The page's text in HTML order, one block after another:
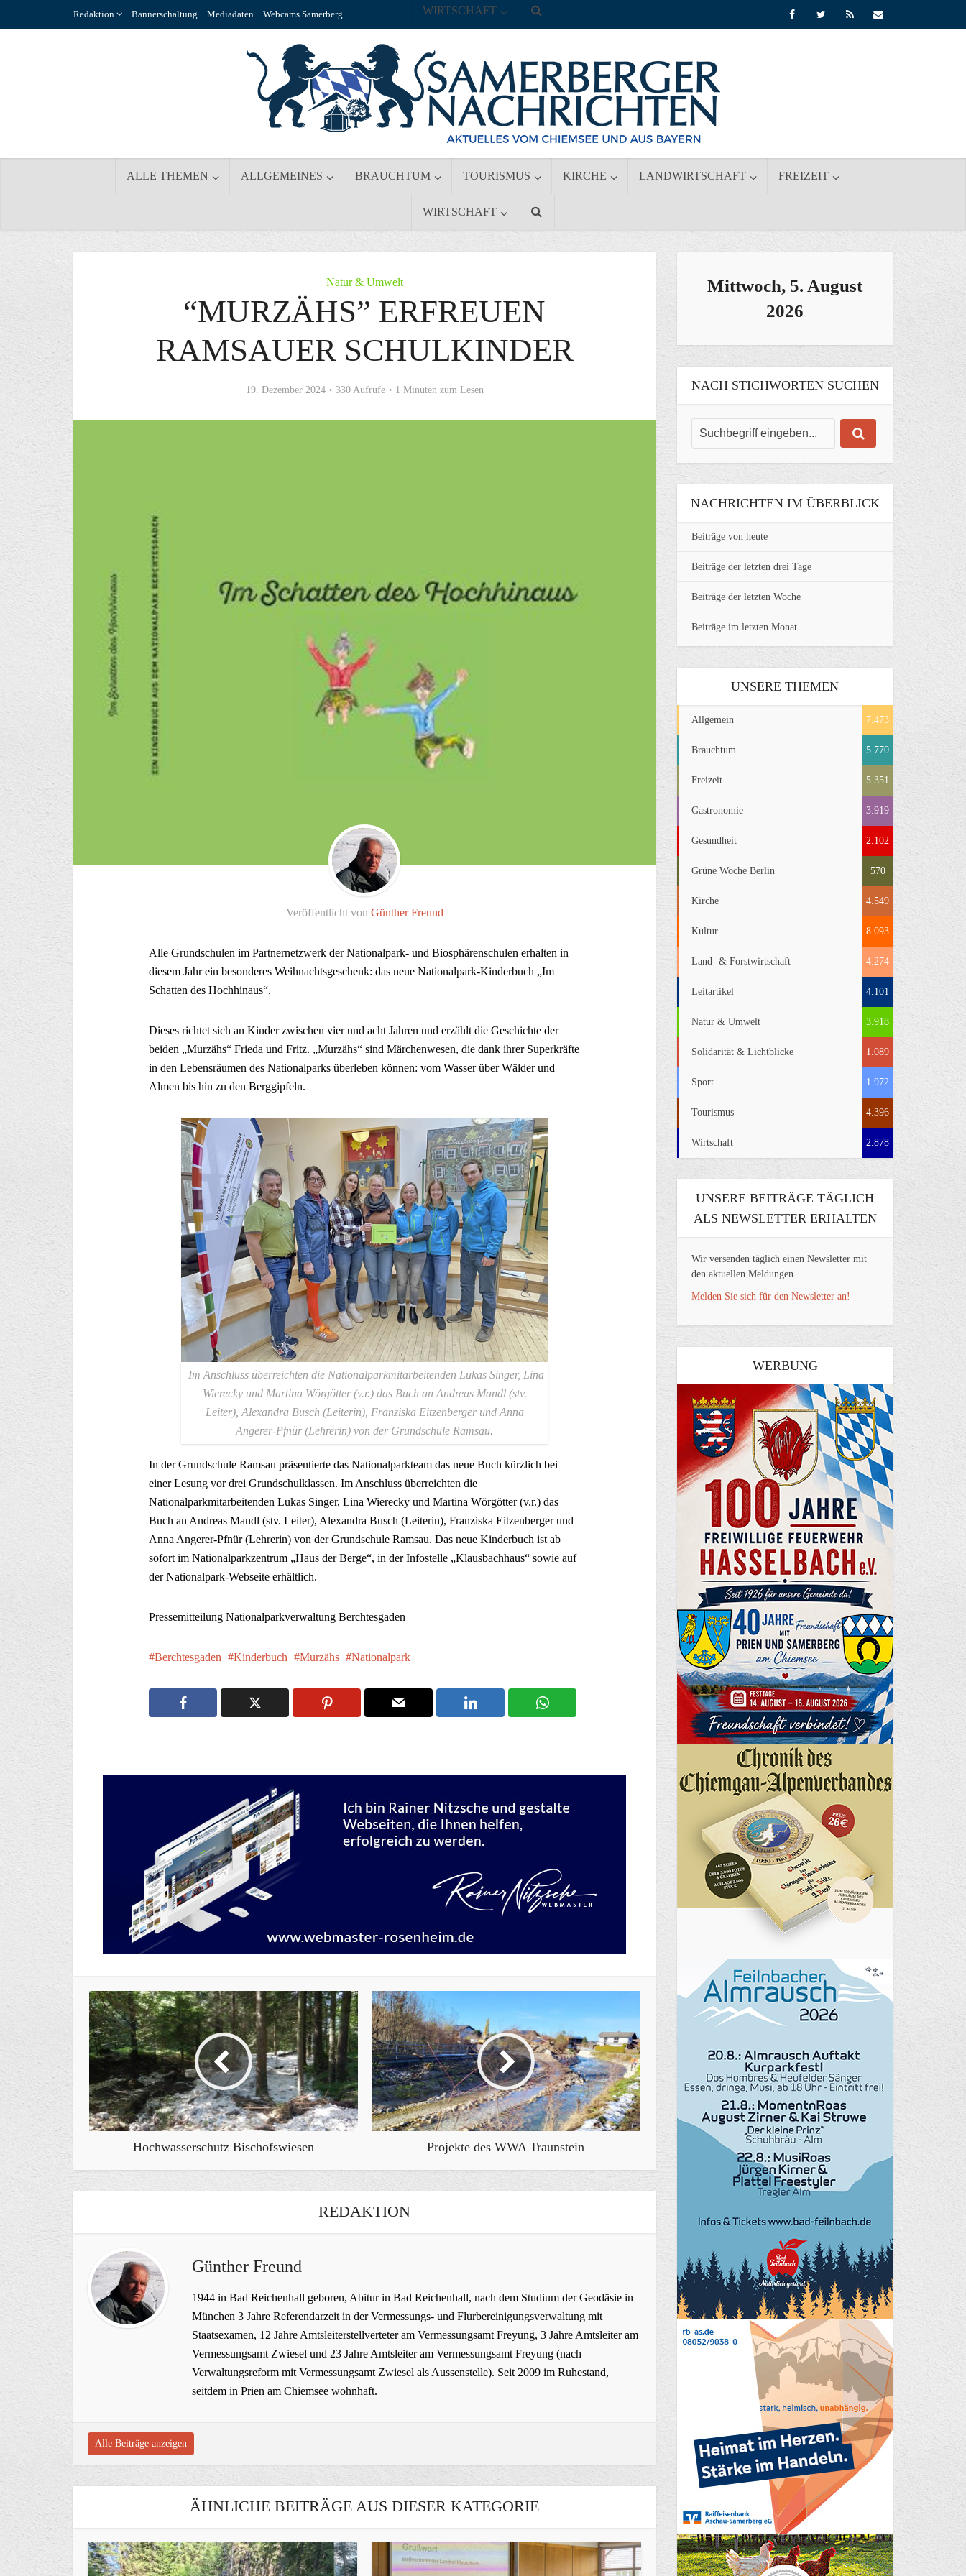
Redaktion Bannerschaltung Mediadaten Webcams Samerberg
ALLE THEMEN ALLGEMEINES BRAUCHTUM TOURISMUS KIRCHE LANDWIRTSCHAFT FREIZEIT
WIRTSCHAFT
WIRTSCHAFT
Natur & Umwelt
“MURZÄHS” ERFREUEN
RAMSAUER SCHULKINDER
19. Dezember 2024 330 Aufrufe 1 Minuten zum Lesen
Veröffentlicht von Günther Freund
Alle Grundschulen im Partnernetzwerk der Nationalpark- und Biosphärenschulen erhalten in
diesem Jahr ein besonderes Weihnachtsgeschenk: das neue Nationalpark-Kinderbuch „Im
Schatten des Hochhinaus“.
Dieses richtet sich an Kinder zwischen vier und acht Jahren und erzählt die Geschichte der
beiden „Murzähs“ Frieda und Fritz. „Murzähs“ sind Märchenwesen, die dank ihrer Superkräfte
in den Lebensräumen des Nationalparks überleben können: vom Wasser über Wälder und
Almen bis hin zu den Berggipfeln.
Im Anschluss überreichten die Nationalparkmitarbeitenden Lukas Singer, Lina
Wierecky und Martina Wörgötter (v.r.) das Buch an Andreas Mandl (stv.
Leiter), Alexandra Busch (Leiterin), Franziska Eitzenberger und Anna
Angerer-Pfnür (Lehrerin) von der Grundschule Ramsau.
In der Grundschule Ramsau präsentierte das Nationalparkteam das neue Buch kürzlich bei
einer Lesung vor drei Grundschulklassen. Im Anschluss überreichten die
Nationalparkmitarbeitenden Lukas Singer, Lina Wierecky und Martina Wörgötter (v.r.) das
Buch an Andreas Mandl (stv. Leiter), Alexandra Busch (Leiterin), Franziska Eitzenberger und
Anna Angerer-Pfnür (Lehrerin) von der Grundschule Ramsau. Das neue Kinderbuch ist ab
sofort im Nationalparkzentrum „Haus der Berge“, in der Infostelle „Klausbachhaus“ sowie auf
der Nationalpark-Webseite erhältlich.
Pressemitteilung Nationalparkverwaltung Berchtesgaden
Berchtesgaden Kinderbuch Murzähs Nationalpark
Hochwasserschutz Bischofswiesen Projekte des WWA Traunstein
REDAKTION
Günther Freund
1944 in Bad Reichenhall geboren, Abitur in Bad Reichenhall, nach dem Studium der Geodäsie in
München 3 Jahre Referendarzeit in der Vermessungs- und Flurbereinigungsverwaltung mit
Staatsexamen, 12 Jahre Amtsleiterstellverteter am Vermessungsamt Freyung, 3 Jahre Amtsleiter am
Vermessungsamt Zwiesel und 23 Jahre Amtsleiter am Vermessungsamt Freyung (nach
Verwaltungsreform mit Vermessungsamt Zwiesel als Aussenstelle). Seit 2009 im Ruhestand,
seitdem in Prien am Chiemsee wohnhaft.
Alle Beiträge anzeigen
ÄHNLICHE BEITRÄGE AUS DIESER KATEGORIE
Mittwoch, 5. August
2026
NACH STICHWORTEN SUCHEN
NACHRICHTEN IM ÜBERBLICK
Beiträge von heute
Beiträge der letzten drei Tage
Beiträge der letzten Woche
Beiträge im letzten Monat
UNSERE THEMEN
Allgemein 7.473
Brauchtum 5.770
Freizeit 5.351
Gastronomie 3.919
Gesundheit 2.102
Grüne Woche Berlin 570
Kirche 4.549
Kultur 8.093
Land- & Forstwirtschaft 4.274
Leitartikel 4.101
Natur & Umwelt 3.918
Solidarität & Lichtblicke 1.089
Sport 1.972
Tourismus 4.396
Wirtschaft 2.878
UNSERE BEITRÄGE TÄGLICH
ALS NEWSLETTER ERHALTEN
Wir versenden täglich einen Newsletter mit
den aktuellen Meldungen.
Melden Sie sich für den Newsletter an!
WERBUNG